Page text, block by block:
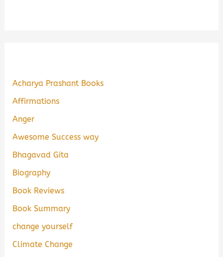
Acharya Prashant Books
Affirmations
Anger
Awesome Success way
Bhagavad Gita
Biography
Book Reviews
Book Summary
change yourself
Climate Change